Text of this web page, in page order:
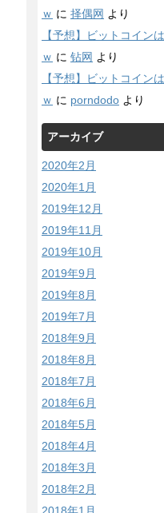
ｗ に 择偶网 より
【予想】ビットコイン
ｗ に 钻网 より
【予想】ビットコイン
ｗ に porndodo より
アーカイブ
2020年2月
2020年1月
2019年12月
2019年11月
2019年10月
2019年9月
2019年8月
2019年7月
2018年9月
2018年8月
2018年7月
2018年6月
2018年5月
2018年4月
2018年3月
2018年2月